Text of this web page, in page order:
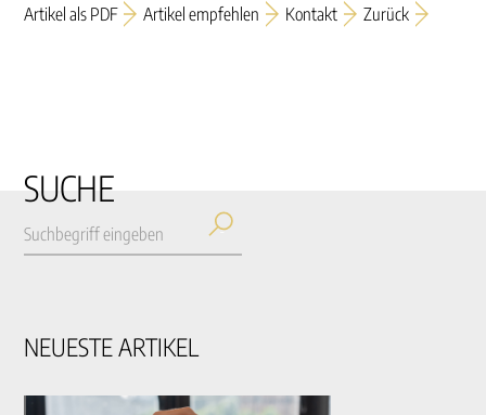
Artikel als PDF Artikel empfehlen Kontakt Zurück
SUCHE
NEUESTE ARTIKEL